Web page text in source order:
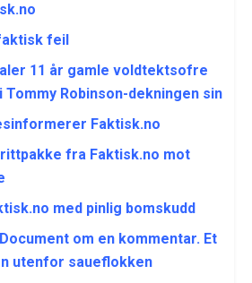
feil
11 år gamle voldtektsofre
Tommy Robinson-dekningen sin
Faktisk.no
fra Faktisk.no mot
med pinlig bomskudd
om en kommentar. Et
utenfor saueflokken